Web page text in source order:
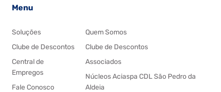
Menu
Soluções
Clube de Descontos
Central de
Empregos
Fale Conosco
Quem Somos
Clube de Descontos
Associados
Núcleos Aciaspa CDL São Pedro da
Aldeia